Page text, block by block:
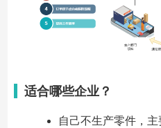
适合哪些企业？
自己不生产零件，